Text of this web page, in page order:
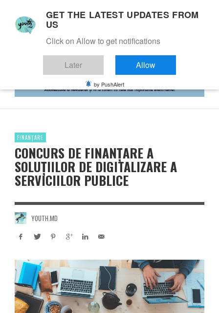
FINANȚARE
CONCURS DE FINANȚARE A
SOLUȚIILOR DE DIGITALIZARE A
SERVICIILOR PUBLICE
YOUTH.MD
GET THE LATEST UPDATES FROM
US
Click on Allow to get notifications
Later Allow
by PushAlert